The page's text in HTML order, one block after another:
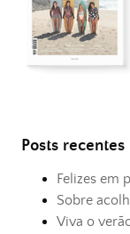
Posts recentes
Felizes em
Sobre
Viva o